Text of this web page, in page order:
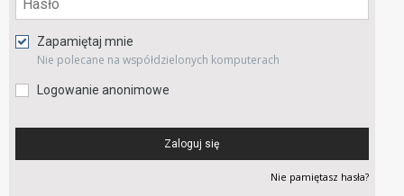
Zapamiętaj mnie
Nie polecane na współdzielonych komputerach
Logowanie anonimowe
Zaloguj się
Nie pamiętasz hasła?